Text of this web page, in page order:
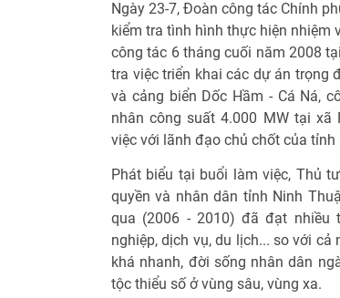
Ngày 23-7, Đoàn công tác Chính
kiểm tra tình hình thực hiện nhiệm
công tác 6 tháng cuối năm 2008
tra việc triển khai các dự án trọng
và cảng biển Dốc Hầm - Cá Ná,
nhân công suất 4.000 MW tại xã
việc với lãnh đạo chủ chốt của tỉnh
Phát biểu tại buổi làm việc, Thủ
quyền và nhân dân tỉnh Ninh
qua (2006 - 2010) đã đạt nhiều
nghiệp, dịch vụ, du lịch... so với
khá nhanh, đời sống nhân dân
tộc thiểu số ở vùng sâu, vùng xa.